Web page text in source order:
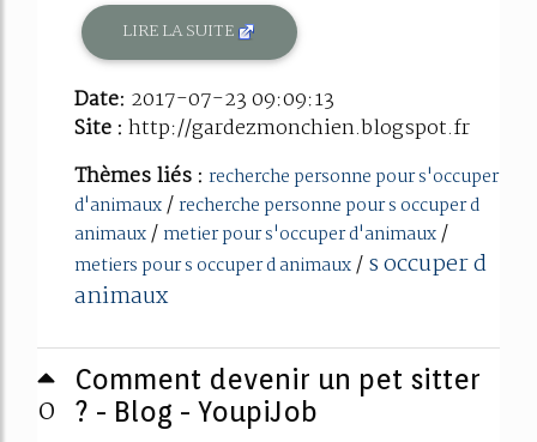
LIRE LA SUITE
Date: 2017-07-23 09:09:13
Site : http://gardezmonchien.blogspot.fr
Thèmes liés : recherche personne pour s'occuper
d'animaux/recherche personne pour s occuper d
animaux/ metier pour s'occuper d'animaux/
metiers pour s occuper d animaux/s occuper d
animaux
0
Comment devenir un pet sitter
? - Blog - YoupiJob